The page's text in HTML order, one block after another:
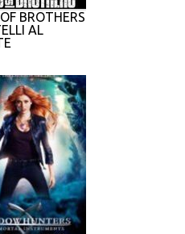
BROTHERS
AL